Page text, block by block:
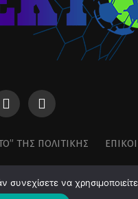
ΤΗΣ ΠΟΛΙΤΙΚΗΣ
να